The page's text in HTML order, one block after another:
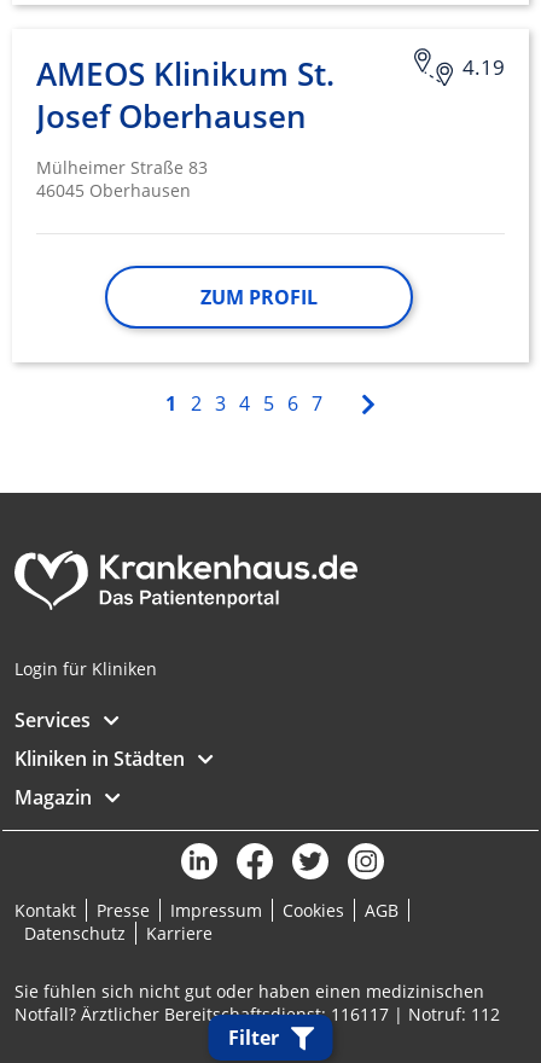
Filter
4.19
AMEOS Klinikum St.
Josef Oberhausen
Mülheimer Straße 83
46045 Oberhausen
ZUM PROFIL
1 2 3 4 5 6 7
Login für Kliniken
Services
Kliniken in Städten
Magazin
Kontakt Presse Impressum Cookies
AGB
Datenschutz
Karriere
Sie fühlen sich nicht gut oder haben einen medizinischen
Notfall? Ärztlicher Bereitschaftsdienst: 116117 | Notruf: 112